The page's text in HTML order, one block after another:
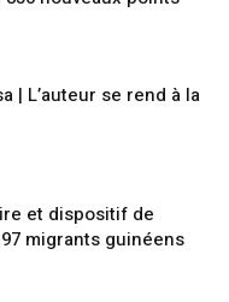
| L’auteur se rend à la
et dispositif de
migrants guinéens